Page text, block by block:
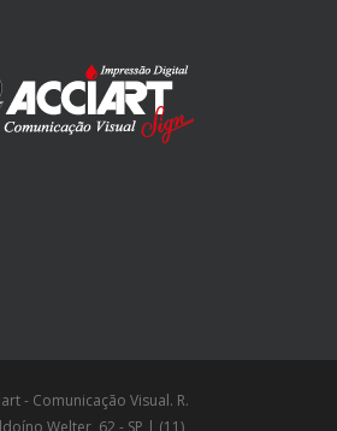
- Comunicação Visual. R.
Welter, 62 - SP | (11)